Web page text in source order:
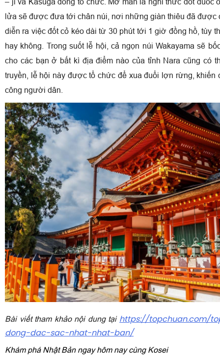
lửa sẽ được đưa tới chân núi, nơi những giàn thiêu đã được
diễn ra việc đốt cỏ kéo dài từ 30 phút tới 1 giờ đồng hồ, tùy
hay không. Trong suốt lễ hội, cả ngọn núi Wakayama sẽ
cho các bạn ở bất kì địa điểm nào của tỉnh Nara cũng có
truyền, lễ hội này được tổ chức để xua đuổi lợn rừng, khiến
công người dân.
Bài viết tham khảo nội dung tại https://topchuan.com/
dong-dac-sac-nhat-nhat-ban/
Khám phá Nhật Bản ngay hôm nay cùng Kosei